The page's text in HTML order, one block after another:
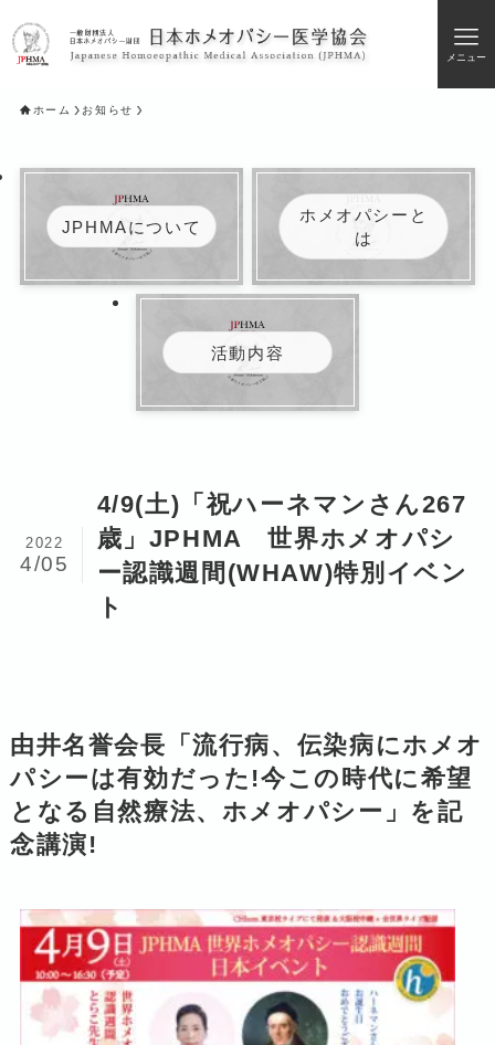
メニュー
ホーム お知らせ
JPHMAについて
ホメオパシーと
は
活動内容
4/9(土)「祝ハーネマンさん267
歳」JPHMA 世界ホメオパシ
ー認識週間(WHAW)特別イベン
ト
2022
4/05
由井名誉会長「流行病、伝染病にホメオ
パシーは有効だった!今この時代に希望
となる自然療法、ホメオパシー」を記
念講演!